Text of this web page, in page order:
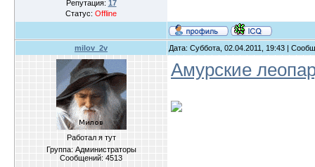
Репутация: 17
Статус: Offline
milov_2v Дата: Суббота, 02.04.2011, 19:43 |
Работал я тут
Группа: Администраторы
Сообщений: 4513
Амурские